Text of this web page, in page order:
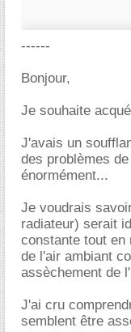
------
Bonjour,
Je souhaite
J'avais un
des problèmes
énormément...
Je voudrais
radiateur) serait
constante tout en
de l'air ambiant
assèchement de
J'ai cru
semblent être